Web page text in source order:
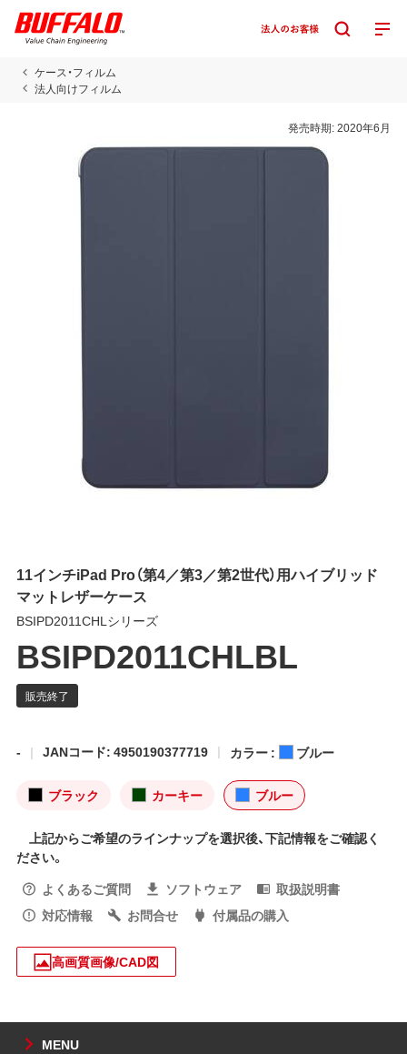
ケース・フィルム
法人向けフィルム
発売時期:2020年6月
11インチiPad Pro（第4／第3／第2世代）用ハイブリッド
マットレザーケース
BSIPD2011CHLシリーズ
BSIPD2011CHLBL
- JANコード: 4950190377719 カラー : ブルー
ブラック カーキー ブルー
上記からご希望のラインナップを選択後、下記情報をご確認く
ださい。
よくあるご質問
ソフトウェア
取扱説明書
対応情報
お問合せ 付属品の購入
高画質画像/CAD図
MENU